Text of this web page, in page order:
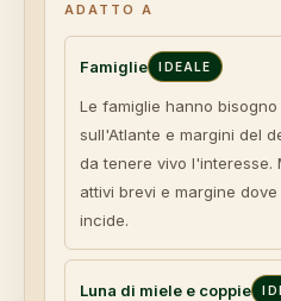
ADATTO A
Famiglie IDEALE
Le famiglie hanno
sull'Atlante e margini del
da tenere vivo l'interesse.
attivi brevi e margine
incide.
Luna di miele e coppie